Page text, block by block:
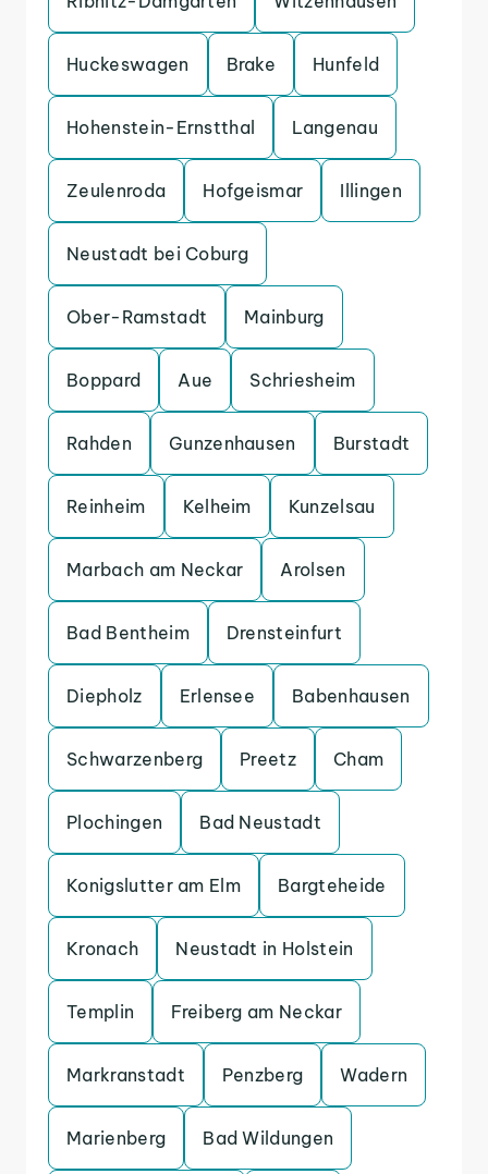
Huckeswagen Brake Hunfeld
Hohenstein-Ernstthal Langenau
Zeulenroda Hofgeismar Illingen
Neustadt bei Coburg
Ober-Ramstadt Mainburg
Boppard Aue Schriesheim
Rahden Gunzenhausen Burstadt
Reinheim Kelheim Kunzelsau
Marbach am Neckar Arolsen
Bad Bentheim Drensteinfurt
Diepholz Erlensee Babenhausen
Schwarzenberg Preetz Cham
Plochingen Bad Neustadt
Konigslutter am Elm Bargteheide
Kronach Neustadt in Holstein
Templin Freiberg am Neckar
Markranstadt Penzberg Wadern
Marienberg Bad Wildungen